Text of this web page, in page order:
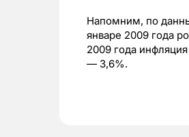
Напомним, по
январе 2009 года
2009 года
— 3,6%.